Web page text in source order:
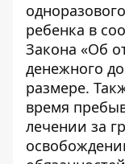
ребенка в
Закона «Об
денежного
размере.
время
лечении за